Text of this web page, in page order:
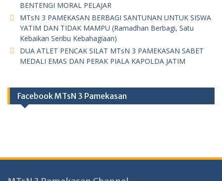
BENTENGI MORAL PELAJAR
MTsN 3 PAMEKASAN BERBAGI SANTUNAN UNTUK SISWA
YATIM DAN TIDAK MAMPU (Ramadhan Berbagi, Satu
Kebaikan Seribu Kebahagiaan)
DUA ATLET PENCAK SILAT MTsN 3 PAMEKASAN SABET
MEDALI EMAS DAN PERAK PIALA KAPOLDA JATIM
Facebook MTsN 3 Pamekasan